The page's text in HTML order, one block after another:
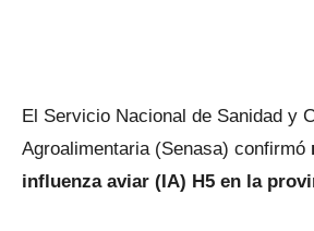
El Servicio Nacional de Sanidad y
Agroalimentaria (Senasa) confirmó
influenza aviar (IA) H5 en la